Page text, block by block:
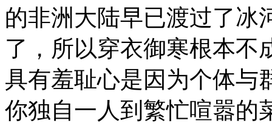
的非洲大陆早已渡过了冰
了，所以穿衣御寒根本不
具有羞耻心是因为个体与
你独自一人到繁忙喧嚣的